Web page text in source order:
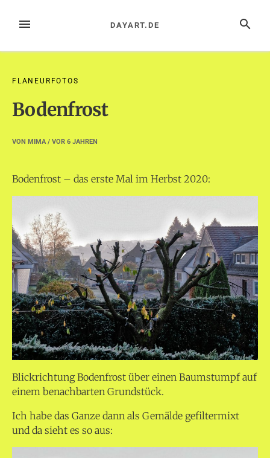
InhaltMENÜ SUCHE
DAYART.DE
FLANEURFOTOS
Bodenfrost
VON MIMA/ VOR 6 JAHREN
Bodenfrost – das erste Mal im Herbst 2020:
Blickrichtung Bodenfrost über einen Baumstumpf auf
einem benachbarten Grundstück.
Ich habe das Ganze dann als Gemälde gefiltermixt
und da sieht es so aus: